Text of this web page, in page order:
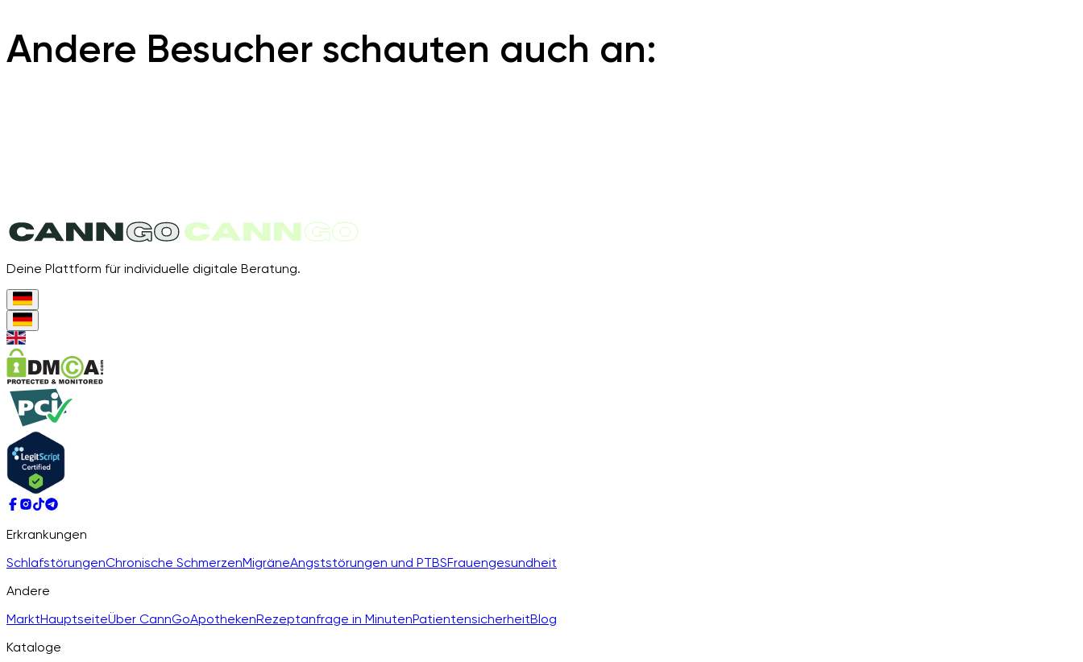
Andere Besucher schauten auch an:
Deine Plattform für individuelle digitale Beratung.
Erkrankungen
SchlafstörungenChronische SchmerzenMigräneAngststörungen und PTBSFrauengesundheit
Andere
MarktHauptseiteÜber CannGoApothekenRezeptanfrage in MinutenPatientensicherheitBlog
Kataloge